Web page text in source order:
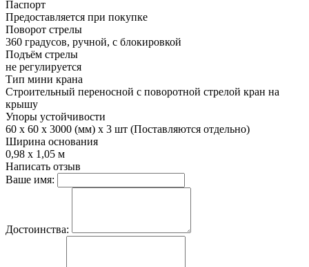
Паспорт
Предоставляется при покупке
Поворот стрелы
360 градусов, ручной, с блокировкой
Подъём стрелы
не регулируется
Тип мини крана
Строительный переносной с поворотной стрелой кран на
крышу
Упоры устойчивости
60 х 60 х 3000 (мм) х 3 шт (Поставляются отдельно)
Ширина основания
0,98 х 1,05 м
Написать отзыв
Ваше имя:
Достоинства: